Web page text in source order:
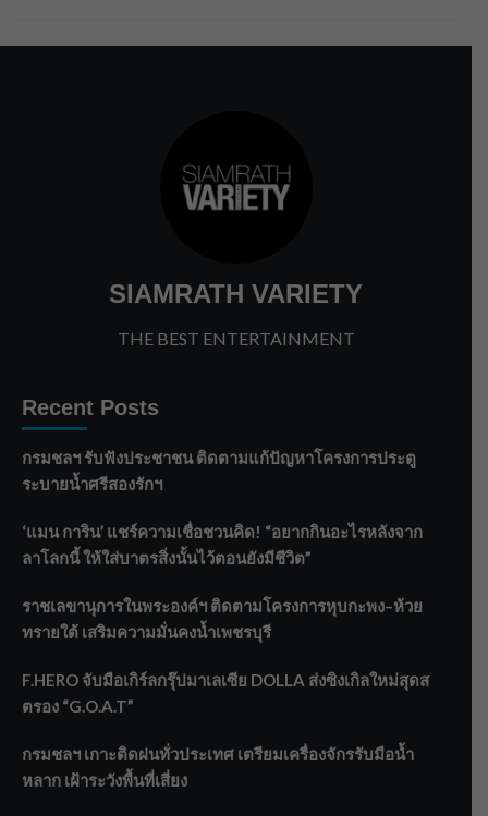
SIAMRATH VARIETY
THE BEST ENTERTAINMENT
Recent Posts
กรมชลฯ รับฟังประชาชน ติดตามแก้ปัญหาโครงการประตู
ระบายน้ำศรีสองรักฯ
‘แมน การิน’ แชร์ความเชื่อชวนคิด! “อยากกินอะไรหลังจาก
ลาโลกนี้ ให้ใส่บาตรสิ่งนั้นไว้ตอนยังมีชีวิต”
ราชเลขานุการในพระองค์ฯ ติดตามโครงการหุบกะพง–ห้วย
ทรายใต้ เสริมความมั่นคงน้ำเพชรบุรี
F.HERO จับมือเกิร์ลกรุ๊ปมาเลเซีย DOLLA ส่งซิงเกิลใหม่สุดส
ตรอง “G.O.A.T”
กรมชลฯ เกาะติดฝนทั่วประเทศ เตรียมเครื่องจักรรับมือน้ำ
หลาก เฝ้าระวังพื้นที่เสี่ยง